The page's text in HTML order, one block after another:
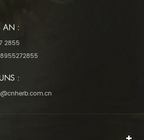
AN :
2855
: